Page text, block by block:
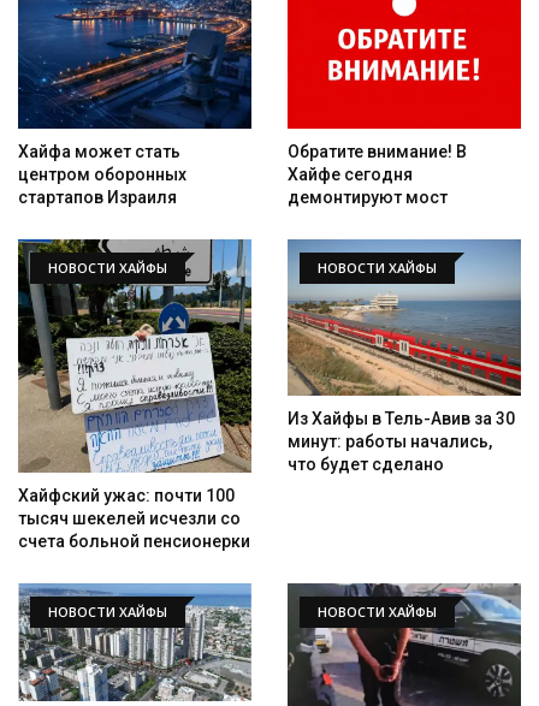
Хайфа может стать
центром оборонных
стартапов Израиля
Обратите внимание! В
Хайфе сегодня
демонтируют мост
НОВОСТИ ХАЙФЫ
Хайфский ужас: почти 100
тысяч шекелей исчезли со
счета больной пенсионерки
НОВОСТИ ХАЙФЫ
Из Хайфы в Тель-Авив за 30
минут: работы начались,
что будет сделано
НОВОСТИ ХАЙФЫ НОВОСТИ ХАЙФЫ